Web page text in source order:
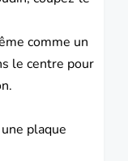
comme un
le centre pour
plaque